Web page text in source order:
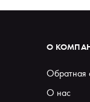
О
Обратная
О нас